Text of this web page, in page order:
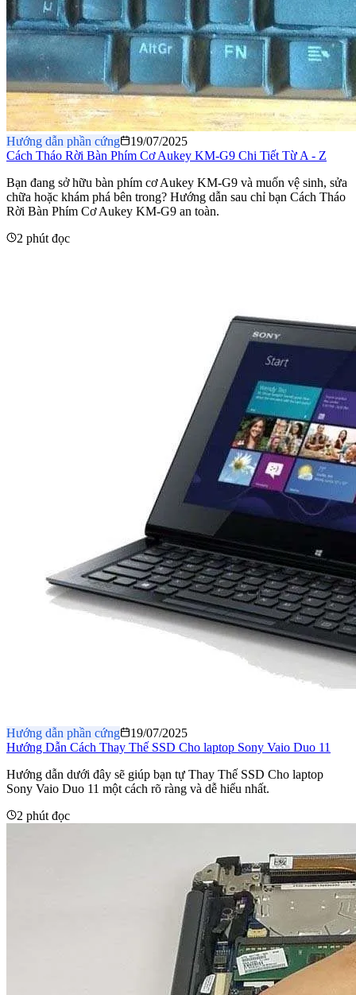
Hướng dẫn phần cứng
19/07/2025
Cách Tháo Rời Bàn Phím Cơ Aukey KM-G9 Chi Tiết Từ A - Z
​Bạn đang sở hữu bàn phím cơ Aukey KM-G9 và muốn vệ sinh, sửa
chữa hoặc khám phá bên trong? Hướng dẫn sau chỉ bạn Cách Tháo
Rời Bàn Phím Cơ Aukey KM-G9 an toàn.
2 phút đọc
Hướng dẫn phần cứng
19/07/2025
Hướng Dẫn Cách Thay Thế SSD Cho laptop Sony Vaio Duo 11
Hướng dẫn dưới đây sẽ giúp bạn tự Thay Thế SSD Cho laptop
Sony Vaio Duo 11 một cách rõ ràng và dễ hiểu nhất.
2 phút đọc